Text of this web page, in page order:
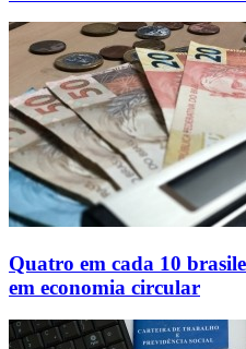
Quatro em cada 10
em economia circular